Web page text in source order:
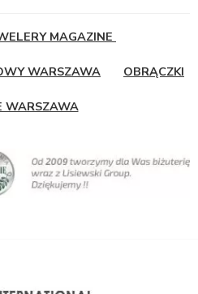
MAGAZINE
WARSZAWA OBRĄCZKI
WARSZAWA